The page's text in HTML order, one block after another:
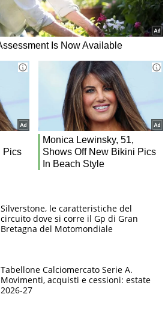
Silverstone, le caratteristiche del
circuito dove si corre il Gp di Gran
Bretagna del Motomondiale
Tabellone Calciomercato Serie A.
Movimenti, acquisti e cessioni: estate
2026-27